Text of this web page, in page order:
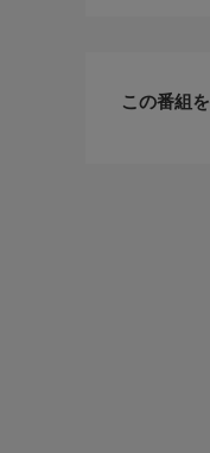
この番組